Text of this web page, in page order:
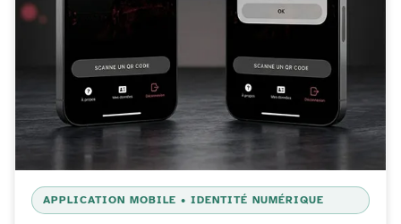
APPLICATION MOBILE • IDENTITÉ NUMÉRIQUE